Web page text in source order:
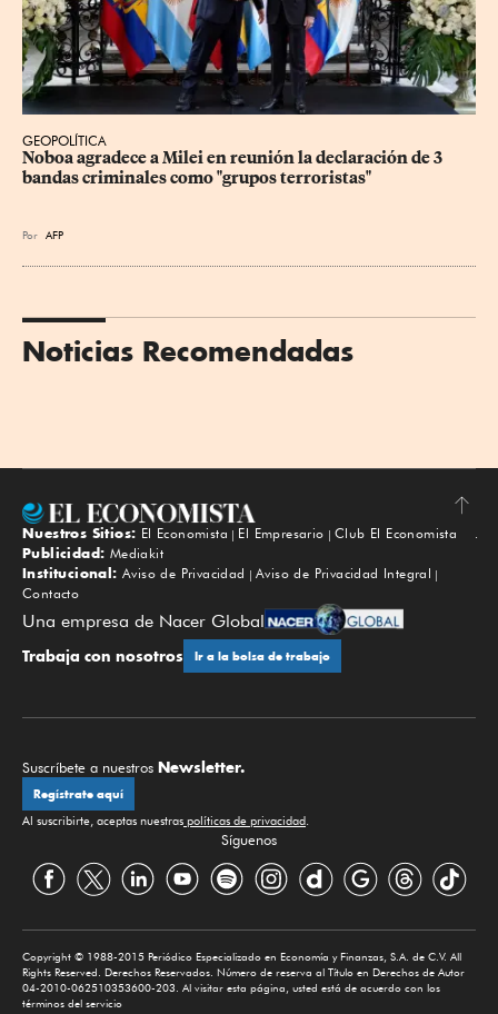
GEOPOLÍTICA
Noboa agradece a Milei en reunión la declaración de 3
bandas criminales como "grupos terroristas"
Por AFP
Noticias Recomendadas
Subir
Nuestros Sitios: El Economista El Empresario
Club El Economista
Publicidad: Mediakit
Institucional: Aviso de Privacidad
Aviso de Privacidad Integral
Contacto
Una empresa de Nacer Global
Trabaja con nosotros Ir a la bolsa de trabajo
Suscríbete a nuestros Newsletter.
Regístrate aquí
Al suscribirte, aceptas nuestras políticas de privacidad
Síguenos
Copyright © 1988-2015 Periódico Especializado en Economía y Finanzas, S.A. de C.V. All
Rights Reserved. Derechos Reservados. Número de reserva al Título en Derechos de Autor
04-2010-062510353600-203. Al visitar esta página, usted está de acuerdo con los
términos del servicio